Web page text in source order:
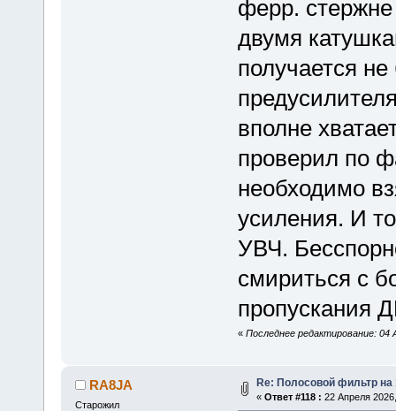
ферр.
двумя
получается
вполне
проверил по
необходимо
усиления. И
УВЧ.
смириться с
пропускания
« Последнее редактирование: 04
RA8JA
Старожил
Re: Полосовой фильтр на
« Ответ #118 : 22 Апреля